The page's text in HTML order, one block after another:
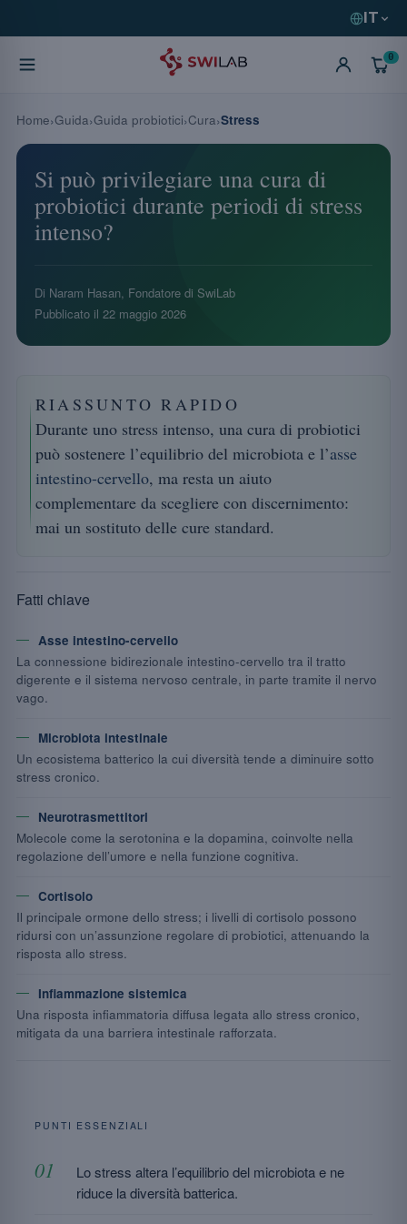
IT
0
Si può privilegiare una cura di
probiotici durante periodi di stress
intenso?
Di Naram Hasan, Fondatore di SwiLab
Pubblicato il 22 maggio 2026
RIASSUNTO RAPIDO
Durante uno stress intenso, una cura di probiotici
può sostenere l’equilibrio del microbiota e l’asse
intestino-cervello, ma resta un aiuto
complementare da scegliere con discernimento:
mai un sostituto delle cure standard.
Fatti chiave
Asse intestino-cervello
La connessione bidirezionale intestino-cervello tra il tratto
digerente e il sistema nervoso centrale, in parte tramite il nervo
vago.
Microbiota intestinale
Un ecosistema batterico la cui diversità tende a diminuire sotto
stress cronico.
Neurotrasmettitori
Molecole come la serotonina e la dopamina, coinvolte nella
regolazione dell’umore e nella funzione cognitiva.
Cortisolo
Il principale ormone dello stress; i livelli di cortisolo possono
ridursi con un’assunzione regolare di probiotici, attenuando la
risposta allo stress.
Infiammazione sistemica
Una risposta infiammatoria diffusa legata allo stress cronico,
mitigata da una barriera intestinale rafforzata.
PUNTI ESSENZIALI
Lo stress altera l’equilibrio del microbiota e ne
riduce la diversità batterica.
Home Guida Guida probiotici Cura Stress